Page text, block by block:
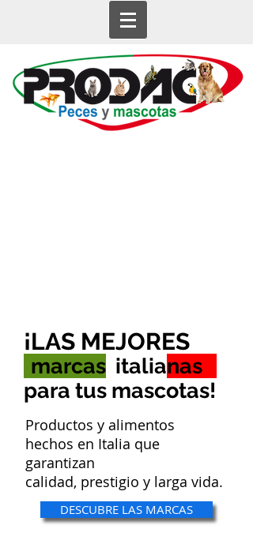
¡LAS MEJORES
marcas italianas
para tus mascotas!
Productos y alimentos
hechos en Italia que
garantizan
calidad, prestigio y larga vida.
DESCUBRE LAS MARCAS